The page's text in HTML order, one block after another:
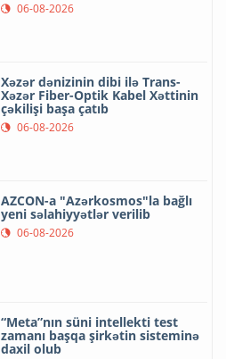
06-08-2026
Xəzər dənizinin dibi ilə Trans-
Xəzər Fiber-Optik Kabel Xəttinin
çəkilişi başa çatıb
06-08-2026
AZCON-a "Azərkosmos"la bağlı
yeni səlahiyyətlər verilib
06-08-2026
“Meta”nın süni intellekti test
zamanı başqa şirkətin sisteminə
daxil olub